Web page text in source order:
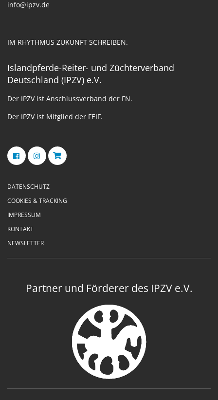
info@ipzv.de
IM RHYTHMUS ZUKUNFT SCHREIBEN.
Islandpferde-Reiter- und Züchterverband
Deutschland (IPZV) e.V.
Der IPZV ist Anschlussverband der FN.
Der IPZV ist Mitglied der FEIF.
DATENSCHUTZ
COOKIES & TRACKING
IMPRESSUM
KONTAKT
NEWSLETTER
Partner und Förderer des IPZV e.V.